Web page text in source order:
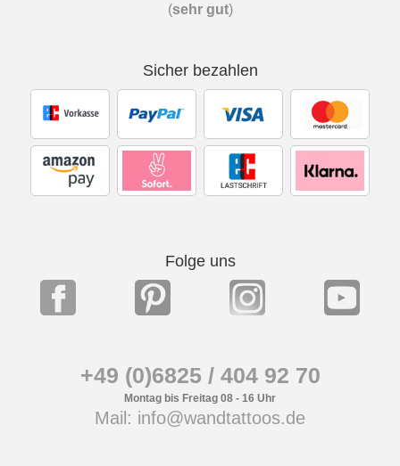
(sehr gut)
Sicher bezahlen
Folge uns
+49 (0)6825 / 404 92 70
Montag bis Freitag 08 - 16 Uhr
Mail: info@wandtattoos.de